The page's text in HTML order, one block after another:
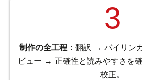
3
制作の全工程： 翻訳 → バイリン
ビュー → 正確性と読みやすさを
校正。